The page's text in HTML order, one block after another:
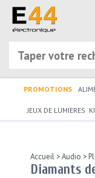
PROMOTIONS
JEUX DE LUMIERES
Accueil >Audio >
Diamants